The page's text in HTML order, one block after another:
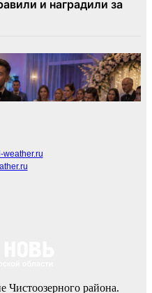
weather.ru
Чистоозерного района.